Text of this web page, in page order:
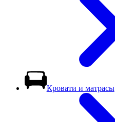
Кровати и матрасы